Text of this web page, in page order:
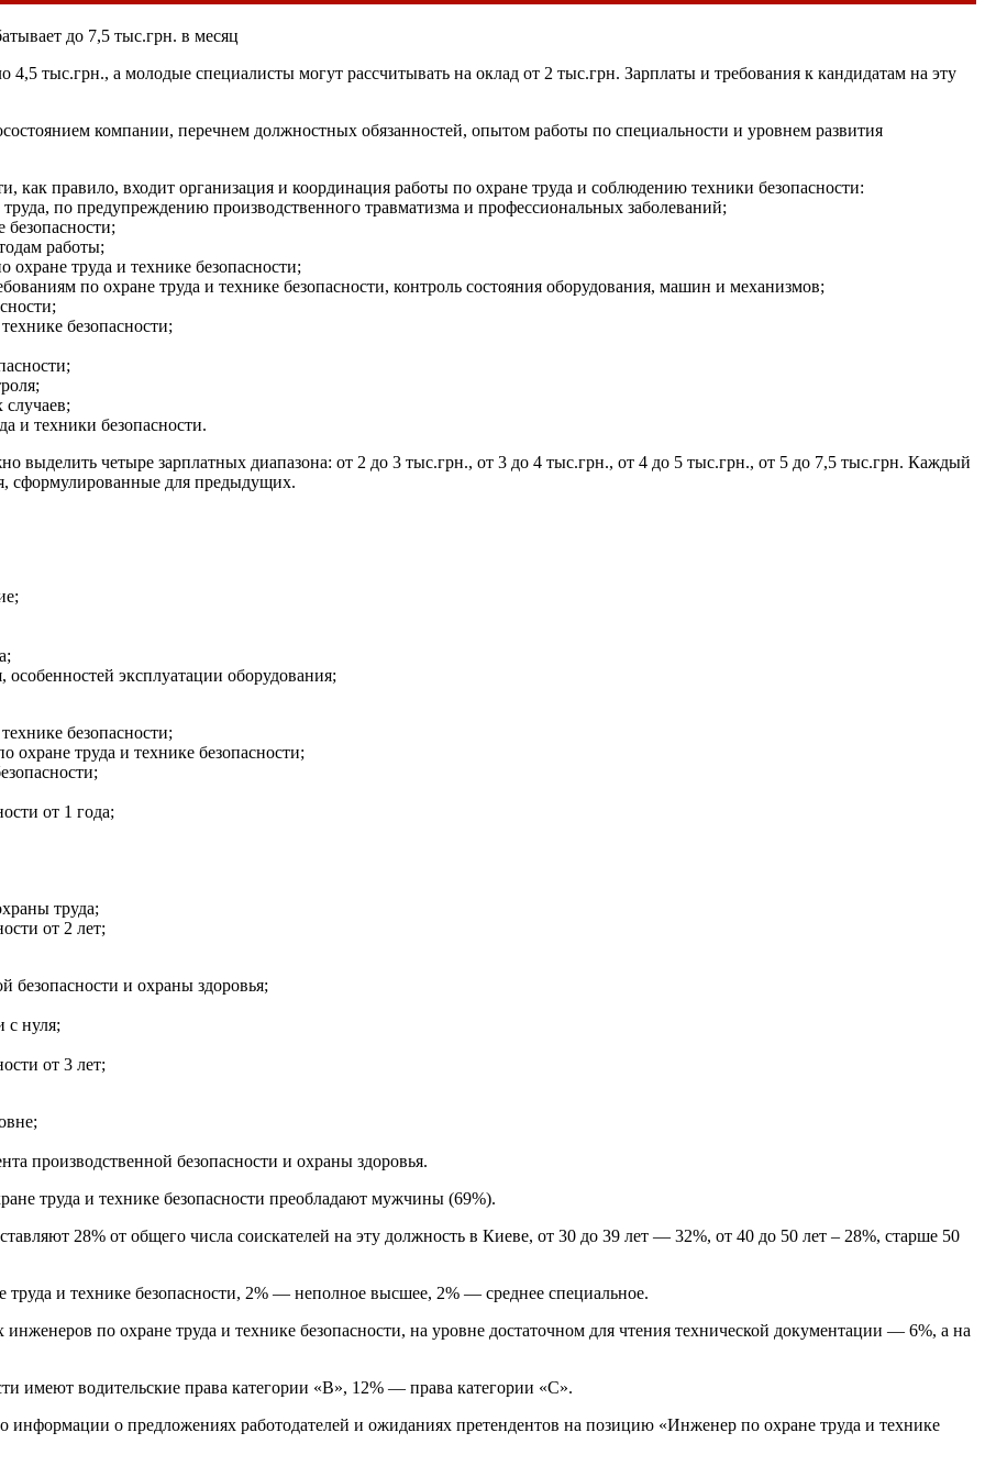
до 7,5 тыс.грн. в месяц
4,5 тыс.грн., а молодые специалисты могут рассчитывать на оклад от 2 тыс.грн. Зарплаты и требования к кандидатам на эту
компании, перечнем должностных обязанностей, опытом работы по специальности и уровнем развития
как правило, входит организация и координация работы по охране труда и соблюдению техники безопасности:
по предупреждению производственного травматизма и профессиональных заболеваний;
работы;
труда и технике безопасности;
по охране труда и технике безопасности, контроль состояния оборудования, машин и механизмов;
безопасности;
и техники безопасности.
выделить четыре зарплатных диапазона: от 2 до 3 тыс.грн., от 3 до 4 тыс.грн., от 4 до 5 тыс.грн., от 5 до 7,5 тыс.грн. Каждый
сформулированные для предыдущих.
эксплуатации оборудования;
безопасности;
труда и технике безопасности;
от 1 года;
труда;
от 2 лет;
безопасности и охраны здоровья;
с нуля;
от 3 лет;
производственной безопасности и охраны здоровья.
труда и технике безопасности преобладают мужчины (69%).
28% от общего числа соискателей на эту должность в Киеве, от 30 до 39 лет — 32%, от 40 до 50 лет – 28%, старше 50
и технике безопасности, 2% — неполное высшее, 2% — среднее специальное.
по охране труда и технике безопасности, на уровне достаточном для чтения технической документации — 6%, а на
имеют водительские права категории «В», 12% — права категории «С».
информации о предложениях работодателей и ожиданиях претендентов на позицию «Инженер по охране труда и технике